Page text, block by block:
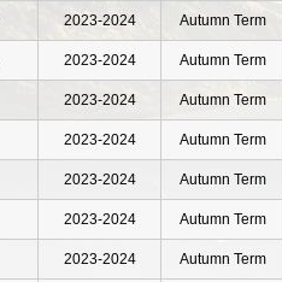
2023-2024 Autumn Term
2023-2024 Autumn Term
2023-2024 Autumn Term
2023-2024 Autumn Term
2023-2024 Autumn Term
2023-2024 Autumn Term
2023-2024 Autumn Term